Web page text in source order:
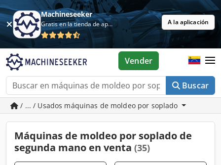
Machineseeker
Gratis en la tienda de aplicaciones A la aplicación
Buscar
Vender
/ ... / Usados máquinas de moldeo por soplado
Máquinas de moldeo por soplado de
segunda mano en venta (35)